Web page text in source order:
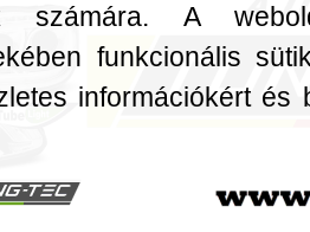
számára. A
funkcionális
információkért és